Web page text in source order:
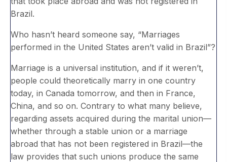
Brazil.
Who hasn’t heard someone say, “Marriages
performed in the United States aren’t valid in Brazil”?
Marriage is a universal institution, and if it weren’t,
people could theoretically marry in one country
today, in Canada tomorrow, and then in France,
China, and so on. Contrary to what many believe,
regarding assets acquired during the marital union—
whether through a stable union or a marriage
abroad that has not been registered in Brazil—the
law provides that such unions produce the same